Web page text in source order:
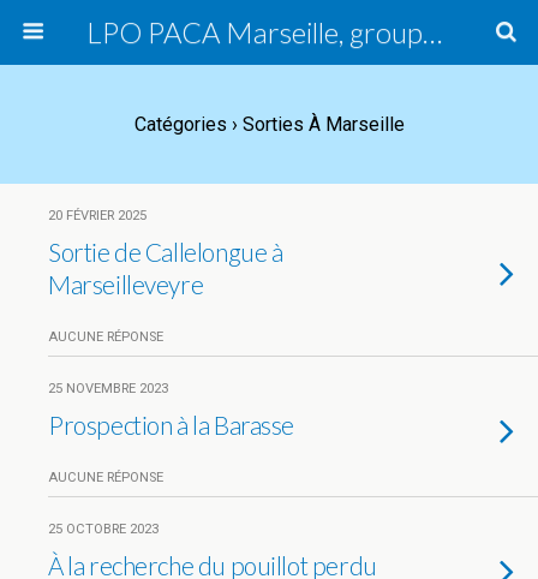
LPO PACA Marseille, groupe local
Catégories › Sorties À Marseille
20 FÉVRIER 2025
Sortie de Callelongue à
Marseilleveyre
AUCUNE RÉPONSE
25 NOVEMBRE 2023
Prospection à la Barasse
AUCUNE RÉPONSE
25 OCTOBRE 2023
À la recherche du pouillot perdu